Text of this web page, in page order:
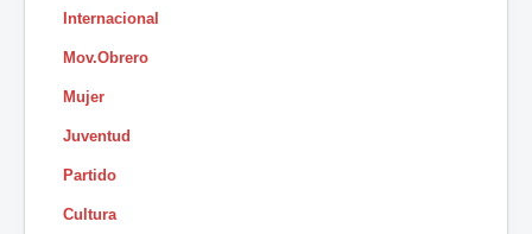
Internacional
Mov.Obrero
Mujer
Juventud
Partido
Cultura